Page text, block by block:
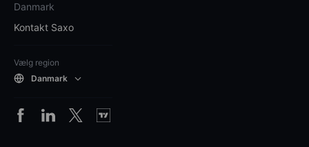
Danmark
Kontakt Saxo
Vælg region
Danmark